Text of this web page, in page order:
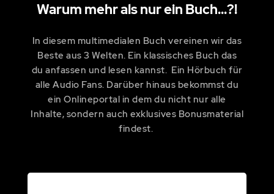
Warum mehr als nur ein Buch...?!
In diesem multimedialen Buch vereinen wir das
Beste aus 3 Welten. Ein klassisches Buch das
du anfassen und lesen kannst. Ein Hörbuch für
alle Audio Fans. Darüber hinaus bekommst du
ein Onlineportal in dem du nicht nur alle
Inhalte, sondern auch exklusives Bonusmaterial
findest.